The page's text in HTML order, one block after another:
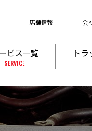
店舗情報 会
ビス一覧
SERVICE
ト